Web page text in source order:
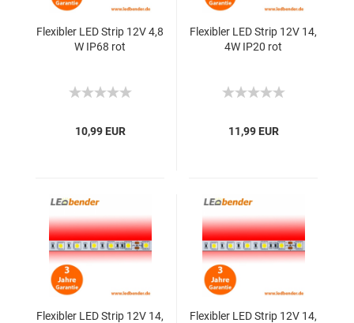
Flexibler LED Strip 12V 4,8
W IP68 rot
10,99 EUR
Flexibler LED Strip 12V 14,
4W IP20 rot
11,99 EUR
Flexibler LED Strip 12V 14,
Flexibler LED Strip 12V 14,